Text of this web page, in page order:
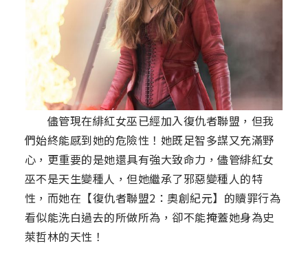
儘管現在緋紅女巫已經加入復仇者聯盟，但我
們始終能感到她的危險性！她既足智多謀又充滿野
心，更重要的是她還具有強大致命力，儘管緋紅女
巫不是天生變種人，但她繼承了邪惡變種人的特
性，而她在【復仇者聯盟2：奧創紀元】的贖罪行為
看似能洗白過去的所做所為，卻不能掩蓋她身為史
萊哲林的天性！